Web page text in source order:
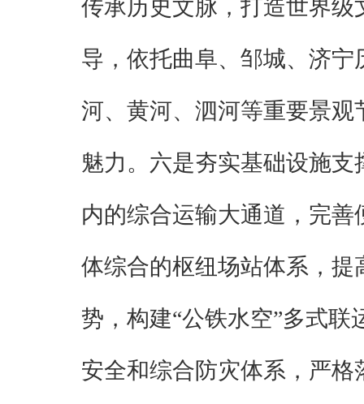
传承历史文脉，打造世界
导，依托曲阜、邹城、济
河、黄河、泗河等重要景观
魅力。六是夯实基础设施
内的综合运输大通道，完
体综合的枢纽场站体系，
势，构建“公铁水空”多式
安全和综合防灾体系，严